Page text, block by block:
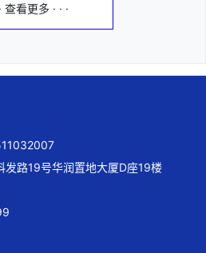
查看更多 · · ·
发路19号华润置地大厦D座19楼